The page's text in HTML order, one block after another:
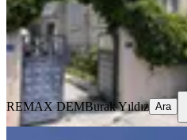
13.000 ₺
REMAX DEMBurak Yıldız
Ara
REMAX DEMBurak Yıldız Ara